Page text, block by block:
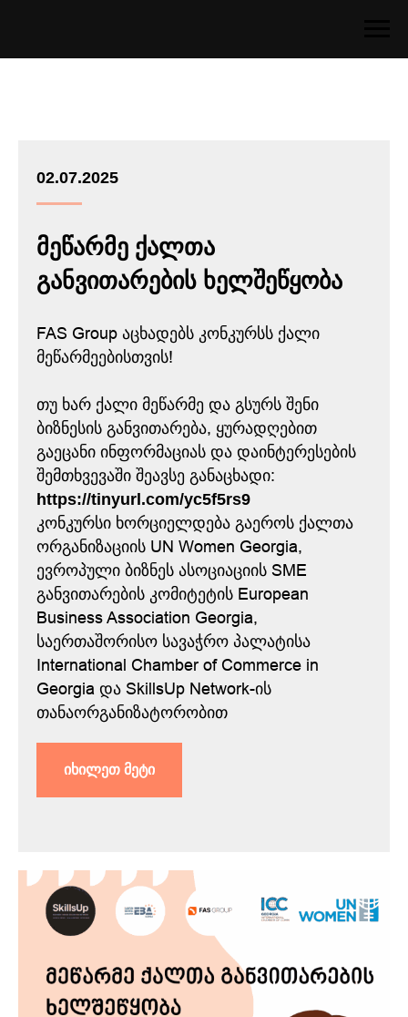
02.07.2025
მეწარმე ქალთა
განვითარების ხელშეწყობა
FAS Group აცხადებს კონკურსს ქალი
მეწარმეებისთვის!
თუ ხარ ქალი მეწარმე და გსურს შენი
ბიზნესის განვითარება, ყურადღებით
გაეცანი ინფორმაციას და დაინტერესების
შემთხვევაში შეავსე განაცხადი:
https://tinyurl.com/yc5f5rs9
კონკურსი ხორციელდება გაეროს ქალთა
ორგანიზაციის UN Women Georgia,
ევროპული ბიზნეს ასოციაციის SME
განვითარების კომიტეტის European
Business Association Georgia,
საერთაშორისო სავაჭრო პალატისა
International Chamber of Commerce in
Georgia და SkillsUp Network-ის
თანაორგანიზატორობით
იხილეთ მეტი